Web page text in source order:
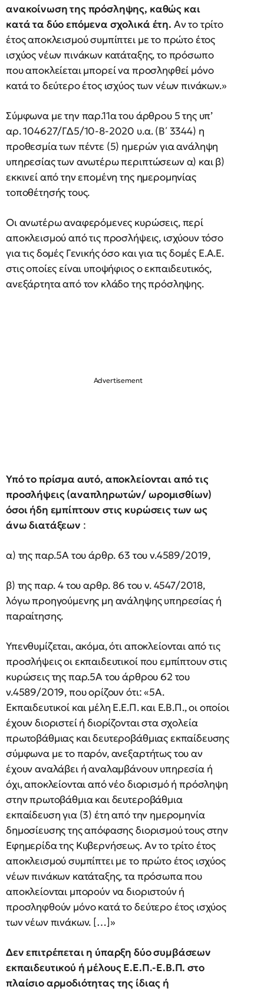
ανακοίνωση της πρόσληψης, καθώς και
κατά τα δύο επόμενα σχολικά έτη. Αν το τρίτο
έτος αποκλεισμού συμπίπτει με το πρώτο έτος
ισχύος νέων πινάκων κατάταξης, το πρόσωπο
που αποκλείεται μπορεί να προσληφθεί μόνο
κατά το δεύτερο έτος ισχύος των νέων πινάκων.»
Σύμφωνα με την παρ.11α του άρθρου 5 της υπ’
αρ. 104627/ΓΔ5/10-8-2020 υ.α. (Β΄ 3344) η
προθεσμία των πέντε (5) ημερών για ανάληψη
υπηρεσίας των ανωτέρω περιπτώσεων α) και β)
εκκινεί από την επομένη της ημερομηνίας
τοποθέτησής τους.
Οι ανωτέρω αναφερόμενες κυρώσεις, περί
αποκλεισμού από τις προσλήψεις, ισχύουν τόσο
για τις δομές Γενικής όσο και για τις δομές Ε.Α.Ε.
στις οποίες είναι υποψήφιος ο εκπαιδευτικός,
ανεξάρτητα από τον κλάδο της πρόσληψης.
Υπό το πρίσμα αυτό, αποκλείονται από τις
προσλήψεις (αναπληρωτών/ ωρομισθίων)
όσοι ήδη εμπίπτουν στις κυρώσεις των ως
άνω διατάξεων :
α) της παρ.5Α του άρθρ. 63 του ν.4589/2019,
β) της παρ. 4 του αρθρ. 86 του ν. 4547/2018,
λόγω προηγούμενης μη ανάληψης υπηρεσίας ή
παραίτησης.
Υπενθυμίζεται, ακόμα, ότι αποκλείονται από τις
προσλήψεις οι εκπαιδευτικοί που εμπίπτουν στις
κυρώσεις της παρ.5Α του άρθρου 62 του
ν.4589/2019, που ορίζουν ότι: «5Α.
Εκπαιδευτικοί και μέλη Ε.Ε.Π. και Ε.Β.Π., οι οποίοι
έχουν διοριστεί ή διορίζονται στα σχολεία
πρωτοβάθμιας και δευτεροβάθμιας εκπαίδευσης
σύμφωνα με το παρόν, ανεξαρτήτως του αν
έχουν αναλάβει ή αναλαμβάνουν υπηρεσία ή
όχι, αποκλείονται από νέο διορισμό ή πρόσληψη
στην πρωτοβάθμια και δευτεροβάθμια
εκπαίδευση για (3) έτη από την ημερομηνία
δημοσίευσης της απόφασης διορισμού τους στην
Εφημερίδα της Κυβερνήσεως. Αν το τρίτο έτος
αποκλεισμού συμπίπτει με το πρώτο έτος ισχύος
νέων πινάκων κατάταξης, τα πρόσωπα που
αποκλείονται μπορούν να διοριστούν ή
προσληφθούν μόνο κατά το δεύτερο έτος ισχύος
των νέων πινάκων. […]»
Δεν επιτρέπεται η ύπαρξη δύο συμβάσεων
εκπαιδευτικού ή μέλους Ε.Ε.Π.-Ε.Β.Π. στο
πλαίσιο αρμοδιότητας της ίδιας ή